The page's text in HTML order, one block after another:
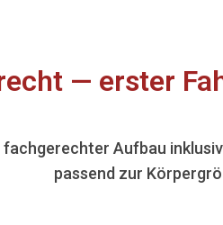
— erster
Aufbau
passend zur